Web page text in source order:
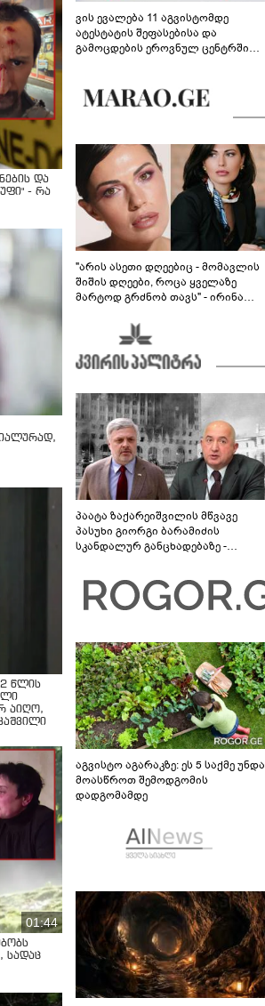
და
- რა
წლის
აიღო,
01:44
სადაც
ვის ევალება 11 აგვისტომდე
ატესტატის შეფასებისა და
გამოცდების ეროვნულ ცენტრში
"არის ასეთი დღეებიც - მომავლის
შიშის დღეები, როცა ყველაზე
მარტოდ გრძნობ თავს" - ირინა
პაატა ზაქარეიშვილის მწვავე
პასუხი გიორგი ბარამიძის
სკანდალურ განცხადებაზე -
გადმოვასვენე... ბარამიძე კი
ტყუის"
აგვისტო აგარაკზე: ეს 5 საქმე უნდა
მოასწროთ შემოდგომის
დადგომამდე